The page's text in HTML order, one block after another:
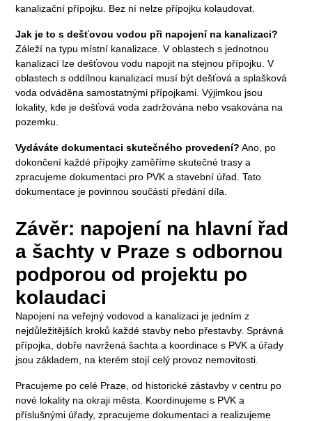
kanalizační přípojku. Bez ní nelze přípojku kolaudovat.
Jak je to s dešťovou vodou při napojení na kanalizaci?
Záleží na typu místní kanalizace. V oblastech s jednotnou
kanalizací lze dešťovou vodu napojit na stejnou přípojku. V
oblastech s oddílnou kanalizací musí být dešťová a splašková
voda odváděna samostatnými přípojkami. Výjimkou jsou
lokality, kde je dešťová voda zadržována nebo vsakována na
pozemku.
Vydáváte dokumentaci skutečného provedení? Ano, po
dokončení každé přípojky zaměříme skutečné trasy a
zpracujeme dokumentaci pro PVK a stavební úřad. Tato
dokumentace je povinnou součástí předání díla.
Závěr: napojení na hlavní řad
a šachty v Praze s odbornou
podporou od projektu po
kolaudaci
Napojení na veřejný vodovod a kanalizaci je jedním z
nejdůležitějších kroků každé stavby nebo přestavby. Správná
přípojka, dobře navržená šachta a koordinace s PVK a úřady
jsou základem, na kterém stojí celý provoz nemovitosti.
Pracujeme po celé Praze, od historické zástavby v centru po
nové lokality na okraji města. Koordinujeme s PVK a
příslušnými úřady, zpracujeme dokumentaci a realizujeme